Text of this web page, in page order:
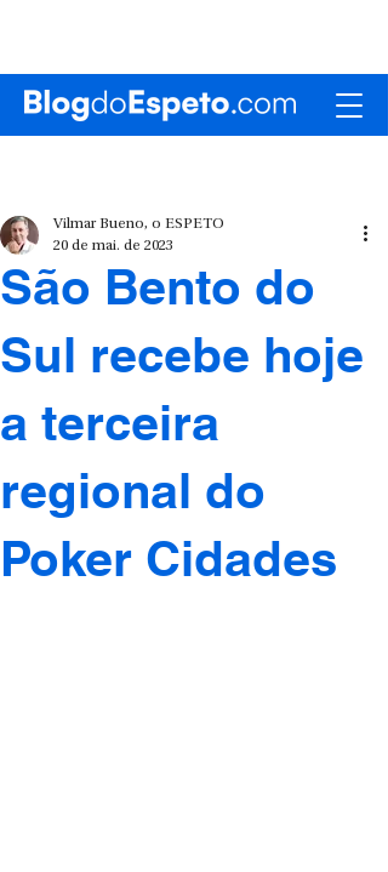
São Bento do
Sul recebe hoje
a terceira
regional do
Poker Cidades
Vilmar Bueno, o ESPETO
20 de mai. de 2023